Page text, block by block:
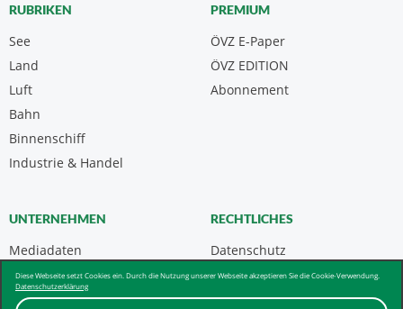
Diese Webseite setzt Cookies ein. Durch die Nutzung unserer Webseite akzeptieren Sie die Cookie-Verwendung.
Datenschutzerklärung
RUBRIKEN
See
Land
Luft
Bahn
Binnenschiff
Industrie & Handel
PREMIUM
ÖVZ E-Paper
Abonnement
ÖVZ EDITION
UNTERNEHMEN
Mediadaten
Kontakt
Über uns & AGB
RECHTLICHES
Datenschutz
Impressum